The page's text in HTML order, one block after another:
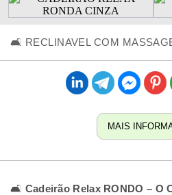
🛋️ RECLINAVEL COM
MAIS
🛋️ Cadeirão Relax RONDO – O